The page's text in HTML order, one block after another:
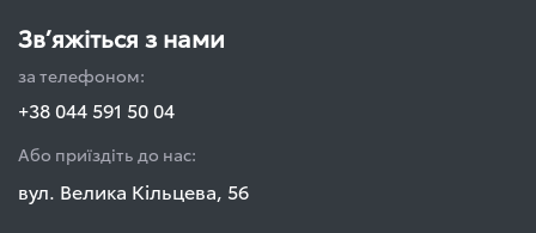
Зв’яжіться з нами
за телефоном:
+38 044 591 50 04
Або приїздіть до нас:
вул. Велика Кільцева, 56